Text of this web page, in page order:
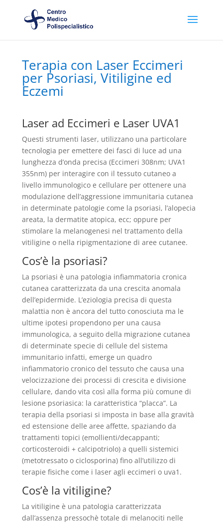
Terapia con Laser Eccimeri
per Psoriasi, Vitiligine ed
Eczemi
Laser ad Eccimeri e Laser UVA1
Questi strumenti laser, utilizzano una particolare
tecnologia per emettere dei fasci di luce ad una
lunghezza d’onda precisa (Eccimeri 308nm; UVA1
355nm) per interagire con il tessuto cutaneo a
livello immunologico e cellulare per ottenere una
modulazione dell’aggressione immunitaria cutanea
in determinate patologie come la psoriasi, l’alopecia
areata, la dermatite atopica, ecc; oppure per
stimolare la melanogenesi nel trattamento della
vitiligine o nella ripigmentazione di aree cutanee.
Cos’è la psoriasi?
La psoriasi è una patologia infiammatoria cronica
cutanea caratterizzata da una crescita anomala
dell’epidermide. L’eziologia precisa di questa
malattia non è ancora del tutto conosciuta ma le
ultime ipotesi propendono per una causa
immunologica, a seguito della migrazione cutanea
di determinate specie di cellule del sistema
immunitario infatti, emerge un quadro
infiammatorio cronico del tessuto che causa una
velocizzazione dei processi di crescita e divisione
cellulare, dando vita così alla forma più comune di
lesione psoriasica: la caratteristica “placca”. La
terapia della psoriasi si imposta in base alla gravità
ed estensione delle aree affette, spaziando da
trattamenti topici (emollienti/decappanti;
corticosteroidi + calcipotriolo) a quelli sistemici
(metotressato o ciclosporina) fino all’utilizzo di
terapie fisiche come i laser agli eccimeri o uva1.
Cos’è la vitiligine?
La vitiligine è una patologia caratterizzata
dall’assenza pressochè totale di melanociti nelle